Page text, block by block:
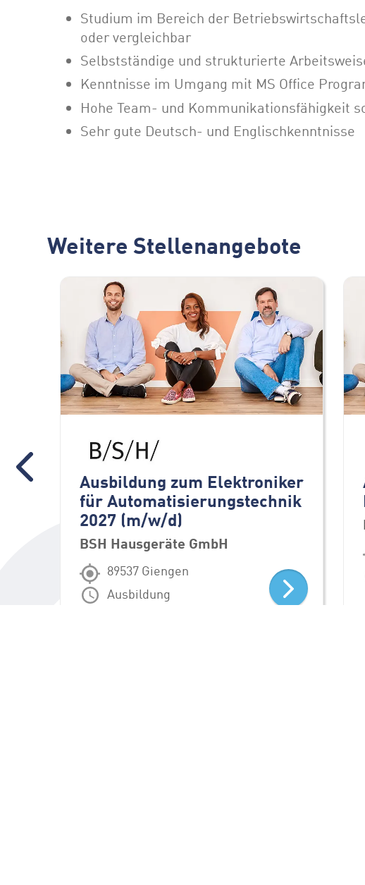
Studium im Bereich der
oder vergleichbar
Selbstständige und strukturierte
Kenntnisse im Umgang mit MS Office
Hohe Team- und Kommunikationsfähigkeit
Sehr gute Deutsch- und Englischkenntnisse
Weitere Stellenangebote
Ausbildung zum Elektroniker
für Automatisierungstechnik
2027 (m/w/d)
BSH Hausgeräte GmbH
89537 Giengen
Ausbildung